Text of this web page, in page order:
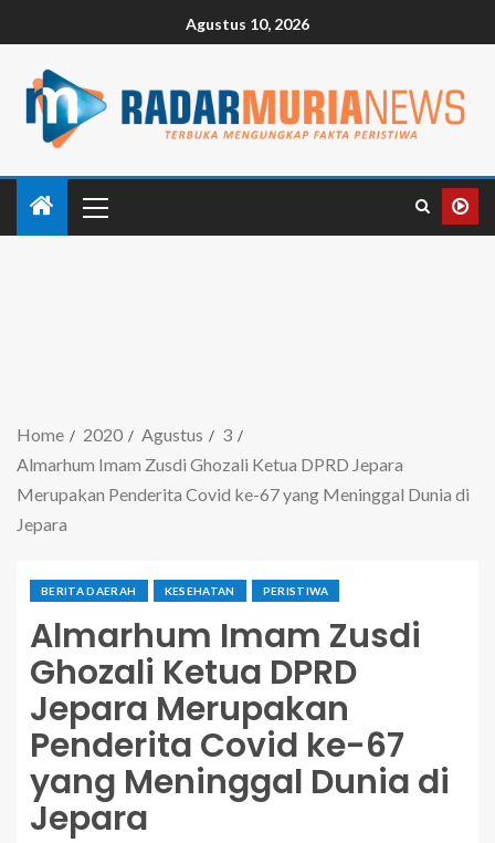
Agustus 10, 2026
Home 2020 Agustus
3
Almarhum Imam Zusdi Ghozali Ketua DPRD Jepara
Merupakan Penderita Covid ke-67 yang Meninggal Dunia di
Jepara
BERITA DAERAH KESEHATAN PERISTIWA
Almarhum Imam Zusdi
Ghozali Ketua DPRD
Jepara Merupakan
Penderita Covid ke-67
yang Meninggal Dunia di
Jepara